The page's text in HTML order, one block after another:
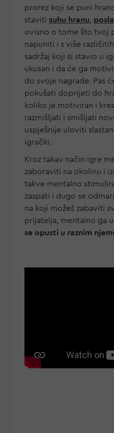
prorez koji se puni
staviti suhu hranu,
ovisno o tome što tvoj
napuniti i s više
sadržaj koji si stavio u
ukusan i da će ga
do svoje nagrade. Pas
pokušati doprijeti do
koliko je motiviran i
razmišljati i smišljati
uspješnije uloviti
igrački.
Kroz takav način igre
zaboraviti na okolinu i
takve mentalno
zaspati i dugo se
na koji možeš zabaviti
prijatelja, mentalno ga
se opusti u raznim